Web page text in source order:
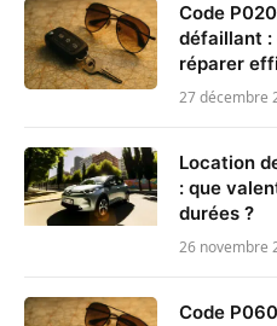
Code
défaillant
réparer
27 décembre
Location
: que
durées ?
26 novembre
Code